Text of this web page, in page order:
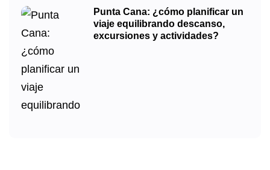
Punta Cana: ¿cómo planificar un
viaje equilibrando descanso,
excursiones y actividades?